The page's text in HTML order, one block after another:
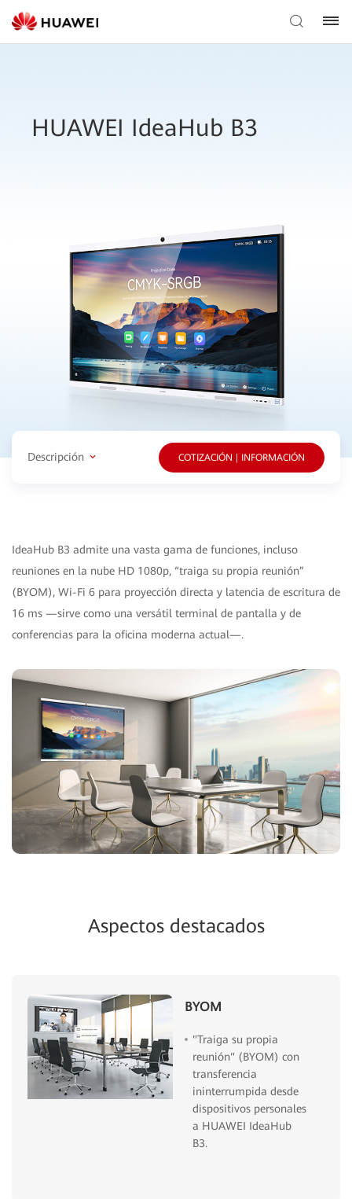
HUAWEI IdeaHub B3
Descripción COTIZACIÓN | INFORMACIÓN
IdeaHub B3 admite una vasta gama de funciones, incluso
reuniones en la nube HD 1080p, “traiga su propia reunión”
(BYOM), Wi-Fi 6 para proyección directa y latencia de escritura de
16 ms —sirve como una versátil terminal de pantalla y de
conferencias para la oficina moderna actual—.
Aspectos destacados
BYOM
"Traiga su propia
reunión" (BYOM) con
transferencia
ininterrumpida desde
dispositivos personales
a HUAWEI IdeaHub
B3.